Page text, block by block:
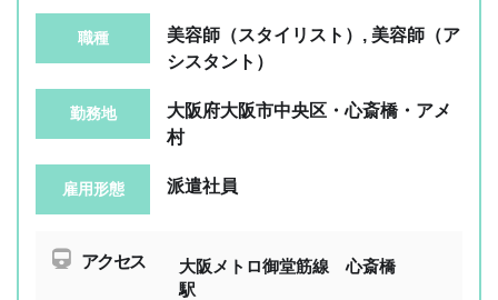
職種
美容師（スタイリスト）, 美容師（ア
シスタント）
勤務地
大阪府大阪市中央区・心斎橋・アメ
村
雇用形態 派遣社員
アクセス
大阪メトロ御堂筋線 心斎橋
駅